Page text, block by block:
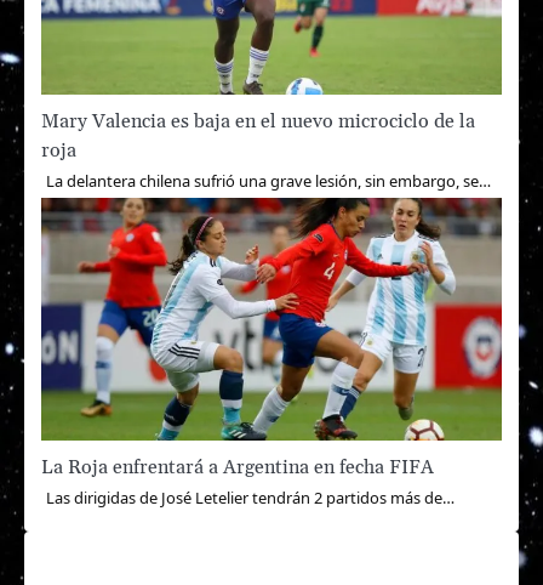
Mary Valencia es baja en el nuevo microciclo de la
roja
La delantera chilena sufrió una grave lesión, sin embargo, se…
La Roja enfrentará a Argentina en fecha FIFA
Las dirigidas de José Letelier tendrán 2 partidos más de…